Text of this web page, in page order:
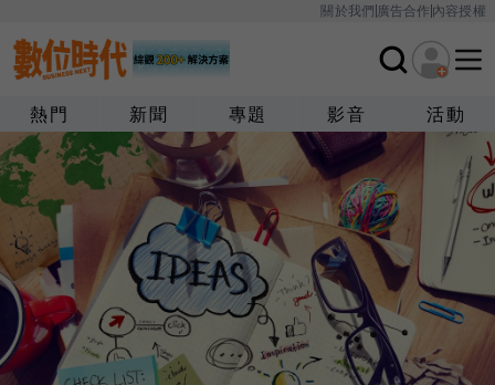
關於我們廣告合作內容授權
熱門 新聞 專題 影音 活動